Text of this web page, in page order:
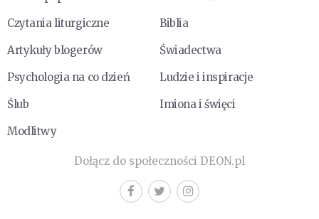
Czytania liturgiczne
Biblia
Artykuły blogerów
Świadectwa
Psychologia na co dzień
Ludzie i inspiracje
Ślub
Imiona i święci
Modlitwy
Dołącz do społeczności DEON.pl